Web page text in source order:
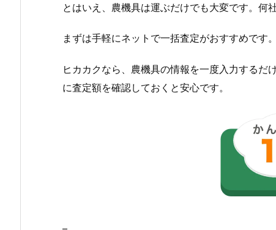
とはいえ、農機具は運ぶだけでも大変です。何
まずは手軽にネットで一括査定がおすすめです。
ヒカカクなら、農機具の情報を一度入力する
に査定額を確認しておくと安心です。